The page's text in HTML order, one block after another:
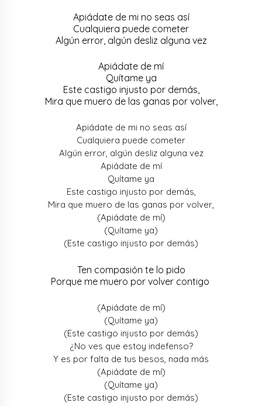
Apiádate de mi no seas así
Cualquiera puede cometer
Algún error, algún desliz alguna vez
Apiádate de mí
Quítame ya
Este castigo injusto por demás,
Mira que muero de las ganas por volver,
Apiádate de mi no seas así
Cualquiera puede cometer
Algún error, algún desliz alguna vez
Apiádate de mí
Quítame ya
Este castigo injusto por demás,
Mira que muero de las ganas por volver,
(Apiádate de mí)
(Quítame ya)
(Este castigo injusto por demás)
Ten compasión te lo pido
Porque me muero por volver contigo
(Apiádate de mí)
(Quítame ya)
(Este castigo injusto por demás)
¿No ves que estoy indefenso?
Y es por falta de tus besos, nada más
(Apiádate de mí)
(Quítame ya)
(Este castigo injusto por demás)